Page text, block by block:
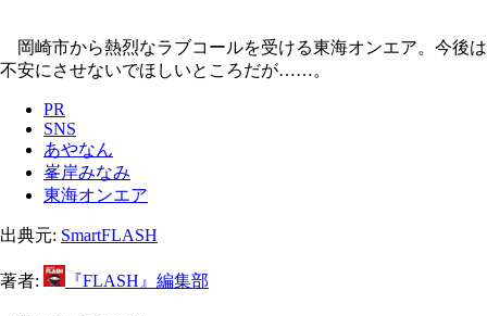
岡崎市から熱烈なラブコールを受ける東海オンエア。今後は
不安にさせないでほしいところだが……。
PR
SNS
あやなん
峯岸みなみ
東海オンエア
出典元: SmartFLASH
著者: 『FLASH』編集部